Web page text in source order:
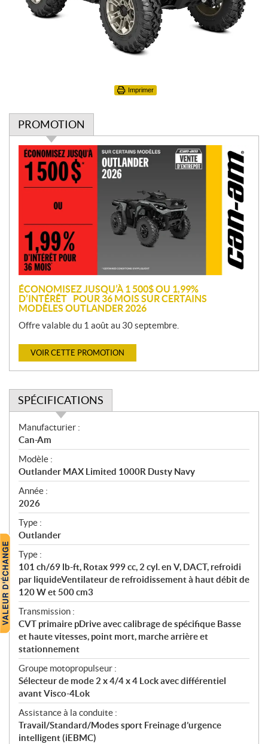
Imprimer
PROMOTION
P
m
o
n
ÉCONOMISEZ JUSQU’À 1 500$ OU 1,99%
D’INTÉRÊT POUR 36 MOIS SUR CERTAINS
MODÈLES OUTLANDER 2026
Offre valable du 1 août au 30 septembre.
VOIR CETTE PROMOTION
SPÉCIFICATIONS
S
p
é
c
i
f
i
c
a
t
i
o
n
s
Manufacturier :
Can-Am
Modèle :
Outlander MAX Limited 1000R Dusty Navy
Année :
2026
Type :
Outlander
Type :
101 ch/69 lb-ft, Rotax 999 cc, 2 cyl. en V, DACT, refroidi
par liquideVentilateur de refroidissement à haut débit de
120 W et 500 cm3
Transmission :
CVT primaire pDrive avec calibrage de spécifique Basse
et haute vitesses, point mort, marche arrière et
stationnement
Groupe motopropulseur :
Sélecteur de mode 2 x 4/4 x 4 Lock avec différentiel
avant Visco-4Lok
Assistance à la conduite :
Travail/Standard/Modes sport Freinage d’urgence
intelligent (iEBMC)